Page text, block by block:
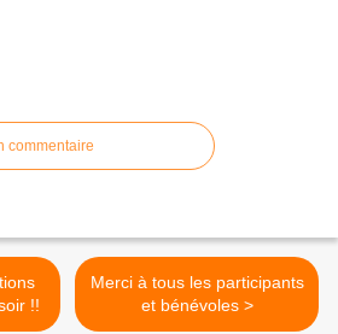
commentaire
!!
Merci à tous les participants
et bénévoles >